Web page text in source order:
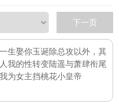
下一页
一生娶你玉诞除总攻以外，其
我的性转变陆遥与萧肆衔尾
为女主挡桃花小皇帝